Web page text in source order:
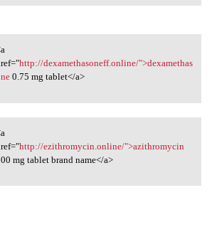
href="http:/
http://dexamethasoneff.online/">dexamethas
0.75 mg tablet</a>
href="http://ezithromycin
http://ezithromycin.online/">azithromycin
mg tablet brand name</a>